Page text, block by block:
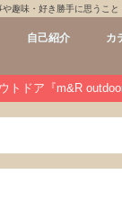
趣味・好き勝手に思うこと
自己紹介 カ
未
ドア『m&R